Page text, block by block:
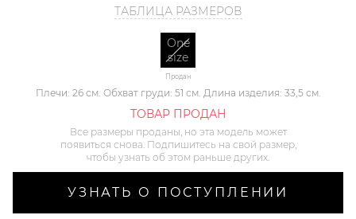
ТАБЛИЦА РАЗМЕРОВ
One
size
Продан
Плечи: 26 см. Обхват груди: 51 см. Длина изделия: 33,5 см.
ТОВАР ПРОДАН
Все размеры проданы, но эта модель может
появиться снова. Подпишитесь на свой размер,
чтобы узнать об этом раньше других.
УЗНАТЬ О ПОСТУПЛЕНИИ